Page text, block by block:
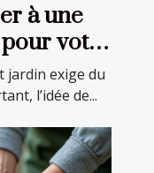
à une
votre
jardin exige du
l’idée de...